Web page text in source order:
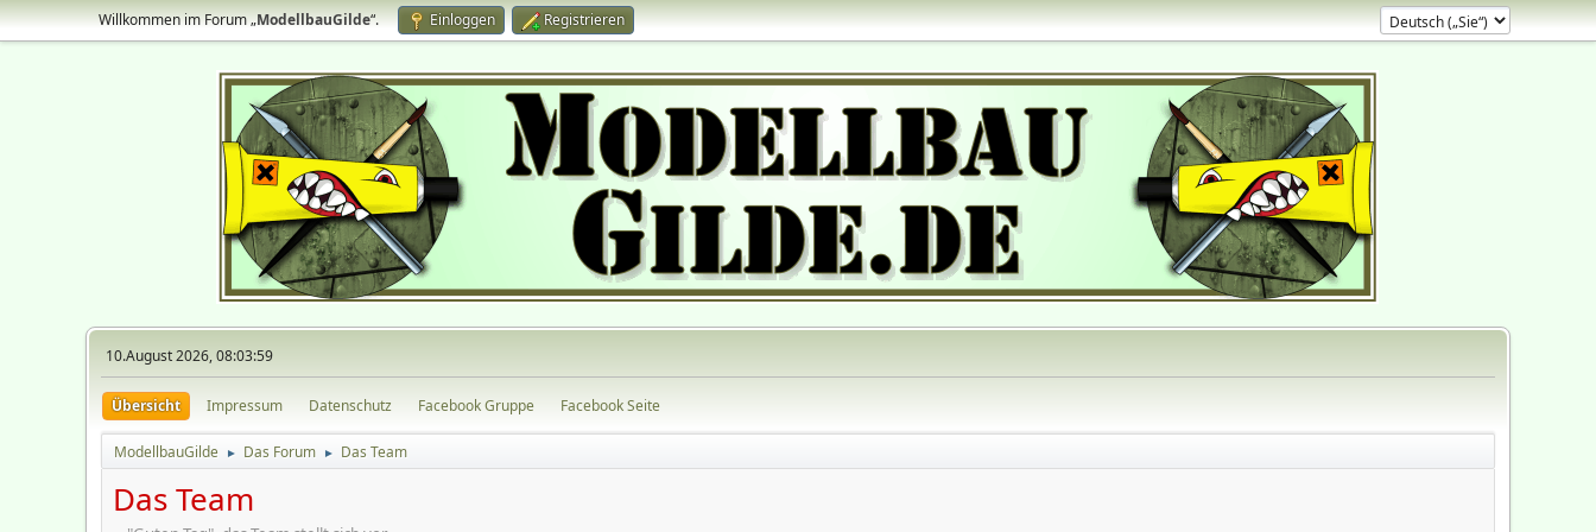
Willkommen im Forum „ModellbauGilde“. Einloggen Registrieren
10.August 2026, 08:03:59
Übersicht Impressum Datenschutz Facebook Gruppe Facebook Seite
ModellbauGilde ► Das Forum ► Das Team
Das Team